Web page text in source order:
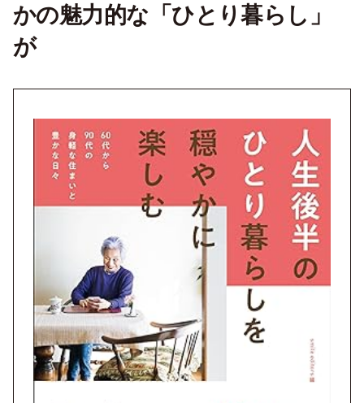
かの魅力的な「ひとり暮らし」
が